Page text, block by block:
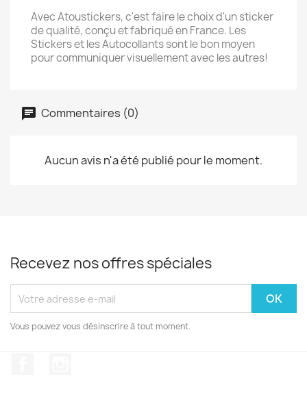
Avec Atoustickers, c'est faire le choix d'un sticker
de qualité, conçu et fabriqué en France. Les
Stickers et les Autocollants sont le bon moyen
pour communiquer visuellement avec les autres!
Commentaires (0)
Aucun avis n'a été publié pour le moment.
Recevez nos offres spéciales
Vous pouvez vous désinscrire à tout moment.